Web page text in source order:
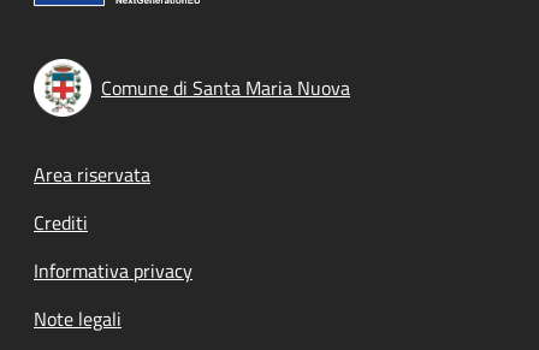
Comune di Santa Maria Nuova
Footer menu
Area riservata
Crediti
Informativa privacy
Note legali